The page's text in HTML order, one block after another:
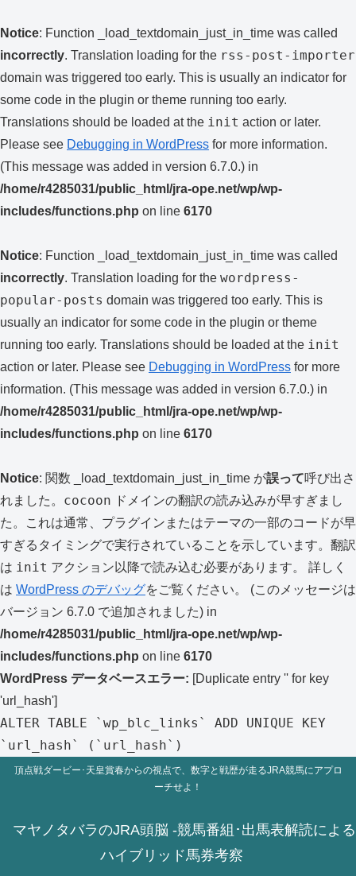
Notice: Function _load_textdomain_just_in_time was called
incorrectly. Translation loading for the rss-post-importer
domain was triggered too early. This is usually an indicator for
some code in the plugin or theme running too early.
Translations should be loaded at the init action or later.
Please see Debugging in WordPress for more information.
(This message was added in version 6.7.0.) in
/home/r4285031/public_html/jra-ope.net/wp/wp-
includes/functions.php on line 6170
Notice: Function _load_textdomain_just_in_time was called
incorrectly. Translation loading for the wordpress-
popular-posts domain was triggered too early. This is
usually an indicator for some code in the plugin or theme
running too early. Translations should be loaded at the init
action or later. Please see Debugging in WordPress for more
information. (This message was added in version 6.7.0.) in
/home/r4285031/public_html/jra-ope.net/wp/wp-
includes/functions.php on line 6170
Notice: 関数 _load_textdomain_just_in_time が誤って呼び出さ
れました。 cocoon ドメインの翻訳の読み込みが早すぎまし
た。これは通常、プラグインまたはテーマの一部のコードが早
すぎるタイミングで実行されていることを示しています。翻訳
は init アクション以降で読み込む必要があります。 詳しく
は WordPress のデバッグをご覧ください。 (このメッセージは
バージョン 6.7.0 で追加されました) in
/home/r4285031/public_html/jra-ope.net/wp/wp-
includes/functions.php on line 6170
WordPress データベースエラー: [Duplicate entry '' for key
'url_hash']
ALTER TABLE `wp_blc_links` ADD UNIQUE KEY
`url_hash` (`url_hash`)
頂点戦ダービー･天皇賞春からの視点で、数字と戦歴が走るJRA競馬にアプロ
ーチせよ！
マヤノタバラのJRA頭脳 -競馬番組･出馬表解読による
ハイブリッド馬券考察